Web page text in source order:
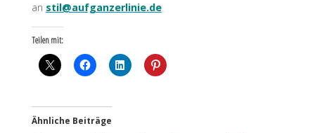
an stil@aufganzerlinie.de
Teilen mit:
Ähnliche Beiträge